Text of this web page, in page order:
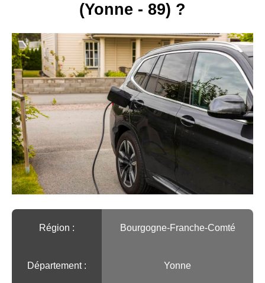
(Yonne - 89) ?
Région :️ Bourgogne-Franche-Comté
Département : Yonne